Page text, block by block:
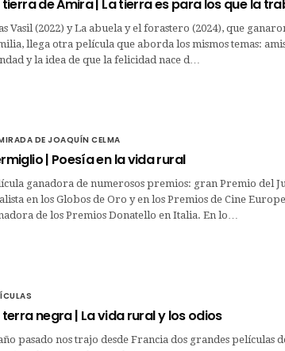
tierra de Amira | La tierra es para los que la
Vasil (2022) y La abuela y el forastero (2024), que
llega otra película que aborda los mismos temas:
y la idea de que la felicidad nace d…
DE JOAQUÍN CELMA
| Poesía en la vida rural
ganadora de numerosos premios: gran Premio del
en los Globos de Oro y en los Premios de Cine
de los Premios Donatello en Italia. En lo…
terra negra | La vida rural y los odios
pasado nos trajo desde Francia dos grandes películas